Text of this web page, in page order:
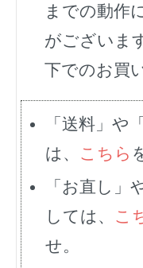
までの動作
がございま
下でのお買
「送料」や
は、 こちら
「お直し」
しては、 こ
せ。